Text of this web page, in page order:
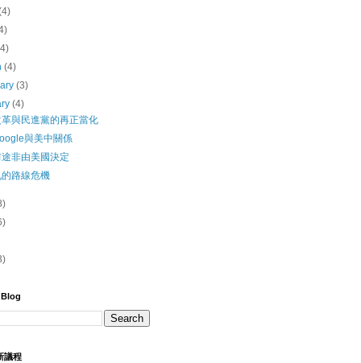
(4)
(3)
(4)
與民進黨的再正當化
與美中關係
非由美國決定
路線危機
議程